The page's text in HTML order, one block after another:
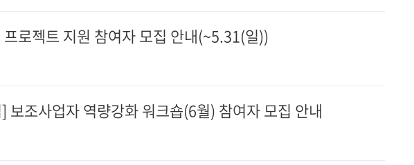
로젝트 지원 참여자 모집 안내(~5.31(일))
조사업자 역량강화 워크숍(6월) 참여자 모집 안내